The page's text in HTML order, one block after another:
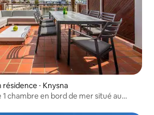
⋅ Knysna
chambre en bord de mer situé au